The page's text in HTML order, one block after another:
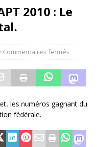
2010 : Le
Commentaires fermés
les numéros gagnant du
fédérale.